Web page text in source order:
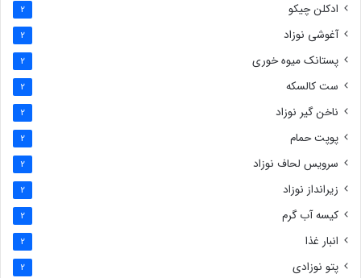
ادکلن چیکو 2
آغوشی نوزاد 2
پستانک میوه خوری 2
ست کالسکه 2
ناخن گیر نوزاد 2
پوپت حمام 2
سرویس لحاف نوزاد 2
زیرانداز نوزاد 2
کیسه آب گرم 2
انبار غذا 2
پتو نوزادی 2